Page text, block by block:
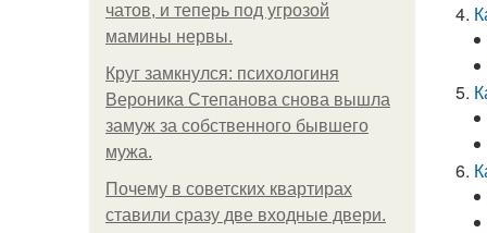
чатов, и теперь под угрозой
мамины нервы.
Круг замкнулся: психологиня
Вероника Степанова снова вышла
замуж за собственного бывшего
мужа.
Почему в советских квартирах
ставили сразу две входные двери.